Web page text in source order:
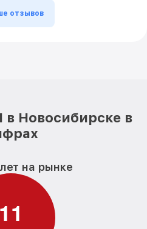
отзывов
в Новосибирске в
на рынке
11